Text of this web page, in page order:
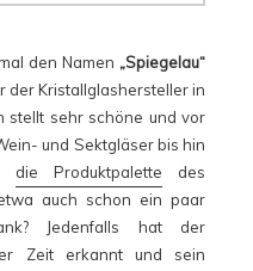
den Namen „Spiegelau“
der Kristallglashersteller in
stellt sehr schöne und vor
und Sektgläser bis hin
die Produktpalette des
auch schon ein paar
Jedenfalls hat der
Zeit erkannt und sein